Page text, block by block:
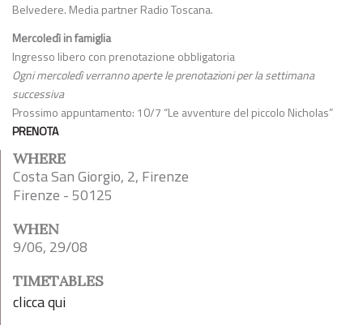
Belvedere. Media partner Radio Toscana.
Mercoledì in famiglia
Ingresso libero con prenotazione obbligatoria
Ogni mercoledì verranno aperte le prenotazioni per la settimana
successiva
Prossimo appuntamento: 10/7 “Le avventure del piccolo Nicholas”
PRENOTA
WHERE
Costa San Giorgio, 2, Firenze
Firenze - 50125
WHEN
9/06, 29/08
TIMETABLES
clicca qui